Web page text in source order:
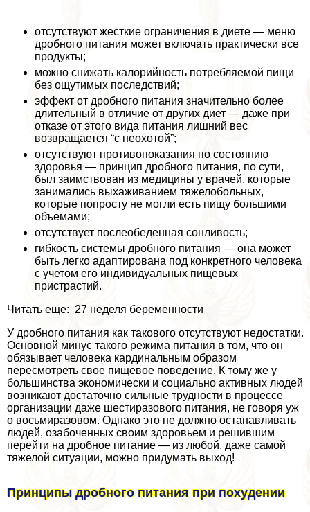
отсутствуют жесткие ограничения в диете — меню
дробного питания может включать пpaктически все
продукты;
можно снижать калорийность потрeбляемой пищи
без ощутимых последствий;
эффект от дробного питания значительно более
длительный в отличие от других диет — даже при
отказе от этого вида питания лишний вес
возвращается “с неохотой”;
отсутствуют противопоказания по состоянию
здоровья — принцип дробного питания, по сути,
был заимствован из медицины у врачей, которые
занимались выхаживанием тяжелобольных,
которые попросту не могли есть пищу большими
объемами;
отсутствует послеобеденная сонливость;
гибкость системы дробного питания — она может
быть легко адаптирована под конкретного человека
с учетом его индивидуальных пищевых
пристрастий.
Читать еще: 27 неделя беременности
У дробного питания как такового отсутствуют недостатки.
Основной минус такого режима питания в том, что он
обязывает человека кардинальным образом
пересмотреть свое пищевое поведение. К тому же у
большинства экономически и социально активных людей
возникают достаточно сильные трудности в процессе
организации даже шестиразового питания, не говоря уж
о восьмиразовом. Однако это не должно останавливать
людей, озабоченных своим здоровьем и решившим
перейти на дробное питание — из любой, даже самой
тяжелой ситуации, можно придумать выход!
Принципы дробного питания при похудении